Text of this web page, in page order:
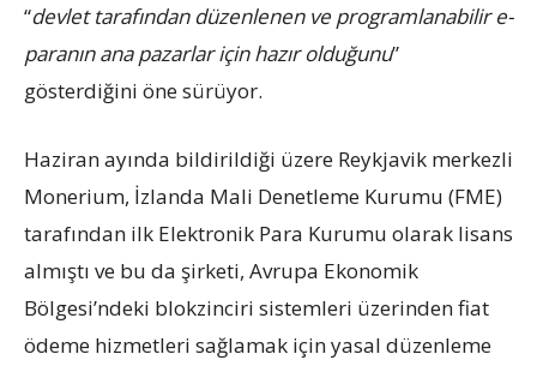
“devlet tarafından düzenlenen ve programlanabilir e-
paranın ana pazarlar için hazır olduğunu”
gösterdiğini öne sürüyor.
Haziran ayında bildirildiği üzere Reykjavik merkezli
Monerium, İzlanda Mali Denetleme Kurumu (FME)
tarafından ilk Elektronik Para Kurumu olarak lisans
almıştı ve bu da şirketi, Avrupa Ekonomik
Bölgesi’ndeki blokzinciri sistemleri üzerinden fiat
ödeme hizmetleri sağlamak için yasal düzenleme